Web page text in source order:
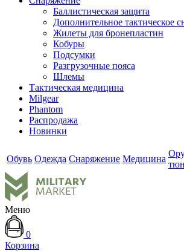
Баллистическая защита
Дополнительное тактическое
Жилеты для бронепластин
Кобуры
Подсумки
Разгрузочные пояса
Шлемы
Тактическая медицина
Milgear
Phantom
Распродажа
Новинки
Обувь Одежда Снаряжение Медицина
Меню
0
Корзина